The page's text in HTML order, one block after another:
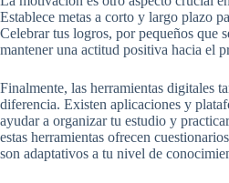
Establece metas a corto y largo plazo
Celebrar tus logros, por pequeños que
mantener una actitud positiva hacia el
Finalmente, las herramientas digitales
diferencia. Existen aplicaciones y
ayudar a organizar tu estudio y
estas herramientas ofrecen
son adaptativos a tu nivel de